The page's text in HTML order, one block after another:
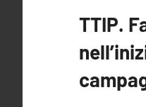
TTIP.